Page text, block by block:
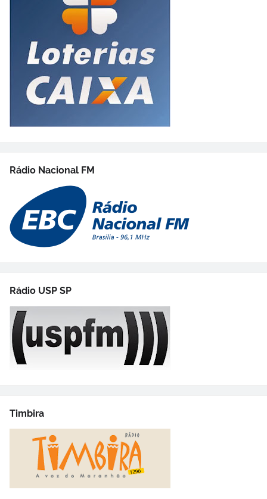
Rádio Nacional FM
Rádio USP SP
Timbira